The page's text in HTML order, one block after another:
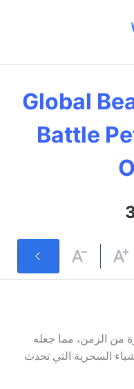
Global
Battle
من الزمن، مما جعله
السحرية التي تحدث